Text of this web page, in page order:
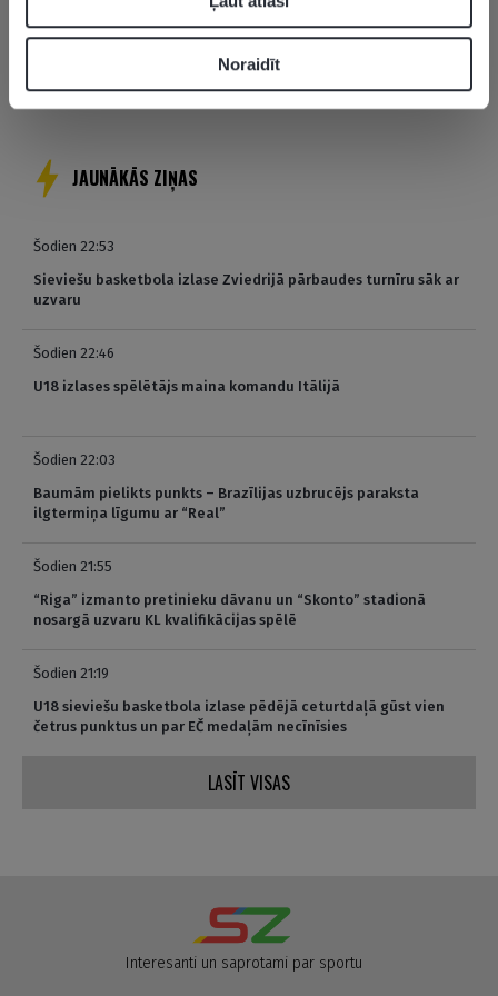
Noraidīt
Žagars un Ērvings, Dāvis Bertāns –
Slēptais Līderis | Žanis Peiners Pēc
Pasaules Kausa
JAUNĀKĀS ZIŅAS
Šodien 22:53
Sieviešu basketbola izlase Zviedrijā pārbaudes turnīru sāk ar
uzvaru
Šodien 22:46
U18 izlases spēlētājs maina komandu Itālijā
Šodien 22:03
Baumām pielikts punkts – Brazīlijas uzbrucējs paraksta
ilgtermiņa līgumu ar “Real”
Šodien 21:55
“Riga” izmanto pretinieku dāvanu un “Skonto” stadionā
nosargā uzvaru KL kvalifikācijas spēlē
Šodien 21:19
U18 sieviešu basketbola izlase pēdējā ceturtdaļā gūst vien
četrus punktus un par EČ medaļām necīnīsies
LASĪT VISAS
Interesanti un saprotami par sportu